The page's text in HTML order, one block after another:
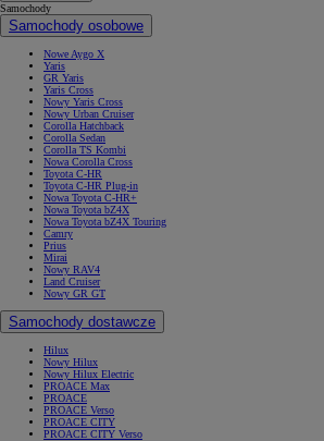
Samochody
Samochody osobowe
Nowe Aygo X
Yaris
GR Yaris
Yaris Cross
Nowy Yaris Cross
Nowy Urban Cruiser
Corolla Hatchback
Corolla Sedan
Corolla TS Kombi
Nowa Corolla Cross
Toyota C-HR
Toyota C-HR Plug-in
Nowa Toyota C-HR+
Nowa Toyota bZ4X
Nowa Toyota bZ4X Touring
Camry
Prius
Mirai
Nowy RAV4
Land Cruiser
Nowy GR GT
Samochody dostawcze
Hilux
Nowy Hilux
Nowy Hilux Electric
PROACE Max
PROACE
PROACE Verso
PROACE CITY
PROACE CITY Verso